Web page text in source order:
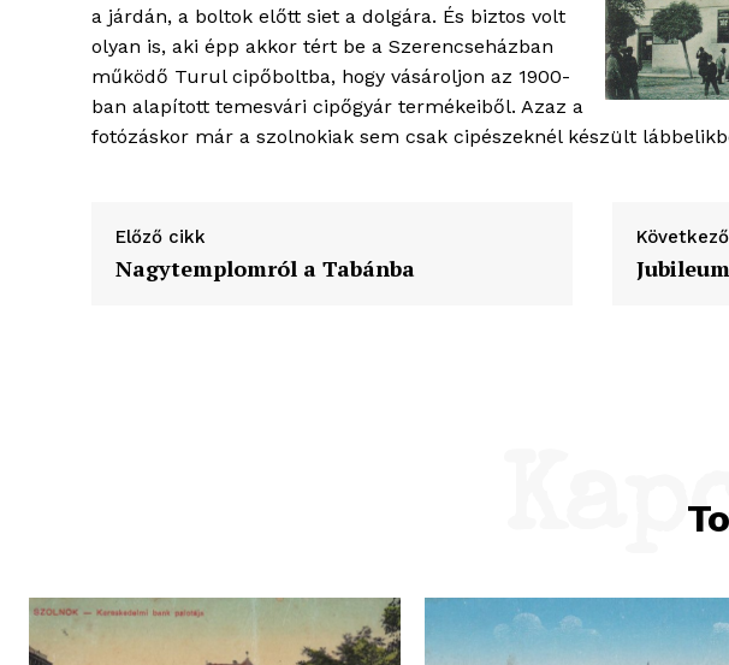
a járdán, a boltok előtt siet a dolgára. És biztos volt
olyan is, aki épp akkor tért be a Szerencseházban
működő Turul cipőboltba, hogy vásároljon az 1900-
ban alapított temesvári cipőgyár termékeiből. Azaz a
fotózáskor már a szolnokiak sem csak cipészeknél készült
Előző cikk
Nagytemplomról a Tabánba